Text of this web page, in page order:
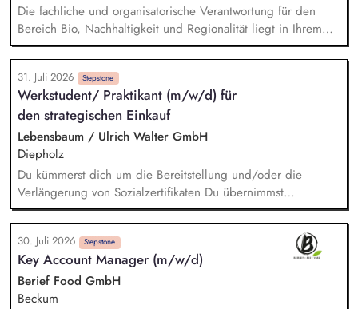
Die fachliche und organisatorische Verantwortung für den
Bereich Bio, Nachhaltigkeit und Regionalität liegt in Ihrem
Aufgabenbereich. Neue Ideen bringen Sie aktiv ein,
gestalten Veränderungen kreativ mit und treiben die
strategische Weiterentwicklung des Bereichs mit analytischem
Denken voran. Sortiments- und Nachhaltigkeitsstrategien
entwickeln Sie weiter und setzen Impulse für ein
zukunftsfähiges Angebot und stellen dabei sicher, dass
relevante Qualitäts-, Nachhaltigkeits- und
Zertifizierungsanforderungen berücksichtigt werden. Sie
analysieren Markt-, Kunden- und Sortimentsentwicklungen und
leiten daraus konkrete Maßnahmen ab. Potenziale für
nachhaltige, regionale und biologische Sortimente
identifizieren Sie und begleiten deren Umsetzung.
31. Juli 2026 Stepstone
Werkstudent/ Praktikant (m/w/d) für
den strategischen Einkauf
Lebensbaum / Ulrich Walter GmbH
Diepholz
Du kümmerst dich um die Bereitstellung und/oder die
Verlängerung von Sozialzertifikaten Du übernimmst
verschiedene Recherchetätigkeiten Du hilfst bei der
Angebotserstellung und kümmerst dich um das
Stammdatenmanagement Du unterstützt uns bei den
Vorbereitungen für Audits Du kümmerst dich um das
Informations- und Datenmanagement im Bereich Einkauf
30. Juli 2026 Stepstone
Key Account Manager (m/w/d)
Berief Food GmbH
Beckum